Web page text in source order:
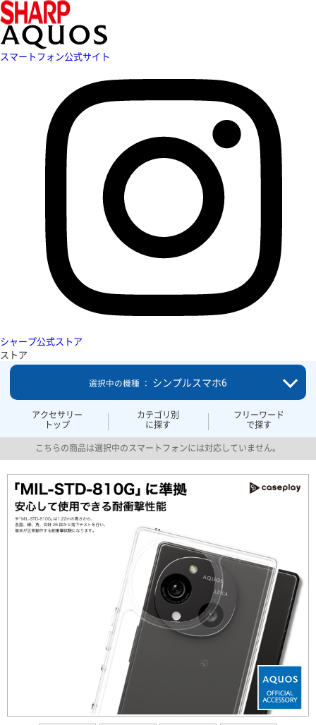
スマートフォン公式サイト
シャープ公式ストア
ストア
アクセサリー
トップ
カテゴリ別
に探す
フリーワード
で探す
選択中の機種 ： シンプルスマホ6
こちらの商品は選択中のスマートフォンには対応していません。